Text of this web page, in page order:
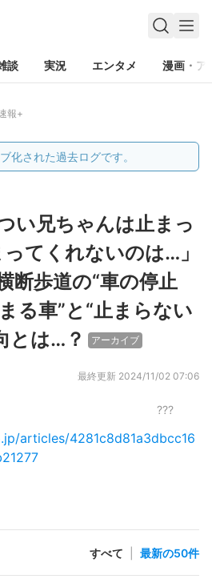
談 実況 エンタメ 漫画・ア
報+
化された過去ログです。
い兄ちゃんは止まっ
てくれないのは…」
断歩道の“車の停止
る車”と“止まらない
とは…？
アーカイブ
最終更新 2024/11/02 07:06
???
articles/4281c8d81a3dbcc16
すべて 最新の50件